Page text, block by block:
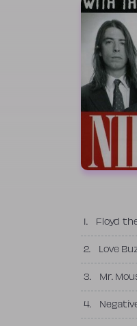
1. Floyd
2. Love
3. Mr.
4.